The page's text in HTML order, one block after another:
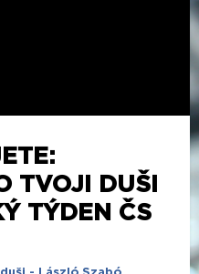
TVOJI DUŠI
TÝDEN ČS